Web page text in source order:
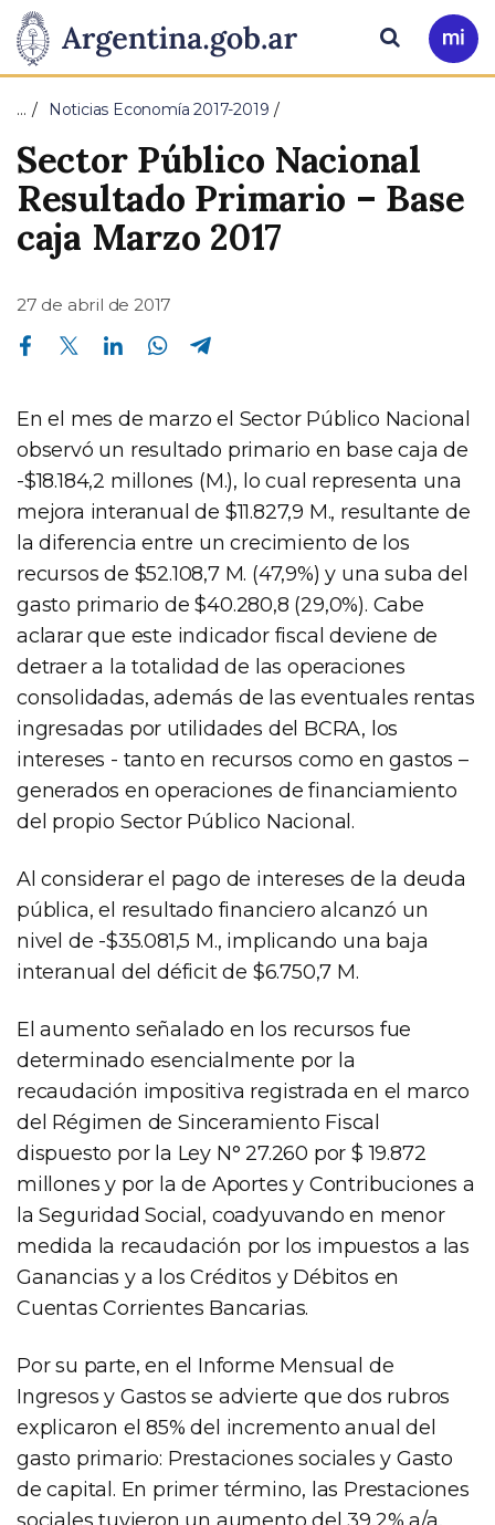
Presidencia
de
la
Nación
Pasar al contenido principal
Ir
a
Buscar
… Noticias Economía 2017-2019
Sector Público Nacional
Resultado Primario – Base
caja Marzo 2017
27 de abril de 2017
Compartir en Facebook Compartir en Twitter Compartir en Linkedin Compartir en Whatsapp
En el mes de marzo el Sector Público Nacional
observó un resultado primario en base caja de
-$18.184,2 millones (M.), lo cual representa una
mejora interanual de $11.827,9 M., resultante de
la diferencia entre un crecimiento de los
recursos de $52.108,7 M. (47,9%) y una suba del
gasto primario de $40.280,8 (29,0%). Cabe
aclarar que este indicador fiscal deviene de
detraer a la totalidad de las operaciones
consolidadas, además de las eventuales rentas
ingresadas por utilidades del BCRA, los
intereses - tanto en recursos como en gastos –
generados en operaciones de financiamiento
del propio Sector Público Nacional.
Al considerar el pago de intereses de la deuda
pública, el resultado financiero alcanzó un
nivel de -$35.081,5 M., implicando una baja
interanual del déficit de $6.750,7 M.
El aumento señalado en los recursos fue
determinado esencialmente por la
recaudación impositiva registrada en el marco
del Régimen de Sinceramiento Fiscal
dispuesto por la Ley N° 27.260 por $ 19.872
millones y por la de Aportes y Contribuciones a
la Seguridad Social, coadyuvando en menor
medida la recaudación por los impuestos a las
Ganancias y a los Créditos y Débitos en
Cuentas Corrientes Bancarias.
Por su parte, en el Informe Mensual de
Ingresos y Gastos se advierte que dos rubros
explicaron el 85% del incremento anual del
gasto primario: Prestaciones sociales y Gasto
de capital. En primer término, las Prestaciones